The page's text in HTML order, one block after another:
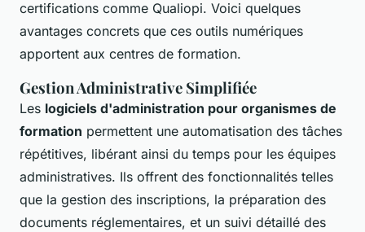
certifications comme Qualiopi. Voici quelques
avantages concrets que ces outils numériques
apportent aux centres de formation.
Gestion Administrative Simplifiée
Les logiciels d'administration pour organismes de
formation permettent une automatisation des tâches
répétitives, libérant ainsi du temps pour les équipes
administratives. Ils offrent des fonctionnalités telles
que la gestion des inscriptions, la préparation des
documents réglementaires, et un suivi détaillé des